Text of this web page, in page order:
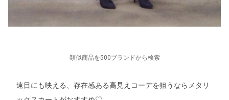
類似商品を500ブランドから検索
遠目にも映える、存在感ある高見えコーデを狙うならメタリ